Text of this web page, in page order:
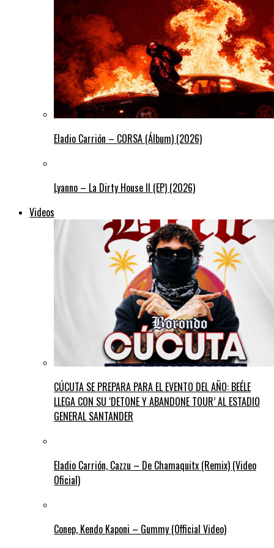
Eladio Carrión – CORSA (Álbum) (2026)
Lyanno – La Dirty House ll (EP) (2026)
Videos
CÚCUTA SE PREPARA PARA EL EVENTO DEL AÑO: BEÉLE
LLEGA CON SU ‘DETONE Y ABANDONE TOUR’ AL ESTADIO
GENERAL SANTANDER
Eladio Carrión, Cazzu – De Chamaquitx (Remix) (Video
Oficial)
Conep, Kendo Kaponi – Gummy (Official Video)